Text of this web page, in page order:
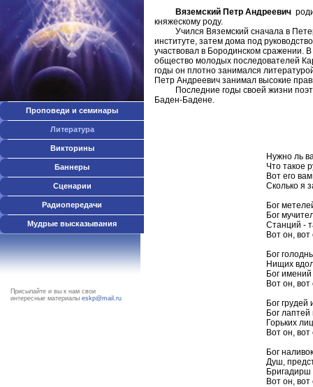
Проповеди и семинары
Литература
Викторины
Баннеры
Сценарии
Радиопередачи
Мудрые высказывания
Присылайте и вы к нам свои
интересные материалы eskp@mail.ru
Вяземский Петр Андреевич
княжескому роду.
Учился Вяземский сначала в
институте, затем дома под
участвовал в Бородинском сражении.
общество молодых последователей
годы он плотно занимался
Петр Андреевич занимал высокие
Последние годы своей жизни поэт
Баден-Бадене.
Нужно ль
Что такое
Вот его
Сколько я
Бог
Бог
Станций -
Вот он, вот
Бог
Нищих
Бог
Вот он, вот
Бог грудей
Бог лаптей
Горьких
Вот он, вот
Бог
Душ,
Бригадирш
Вот он, вот